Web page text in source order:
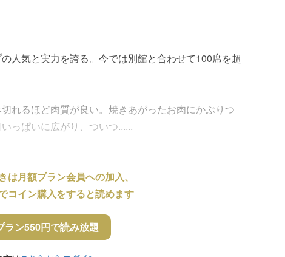
人気と実力を誇る。今では別館と合わせて100席を超
れるほど肉質が良い。焼きあがったお肉にかぶりつ
っぱいに広がり、ついつ......
は月額プラン会員への加入、
コイン購入をすると読めます
ラン550円で読み放題